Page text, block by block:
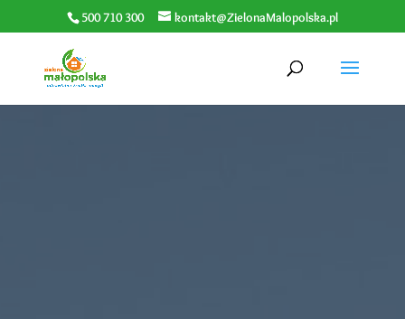
500 710 300 kontakt@ZielonaMalopolska.pl